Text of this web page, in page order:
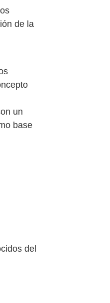
de la
un
base
del